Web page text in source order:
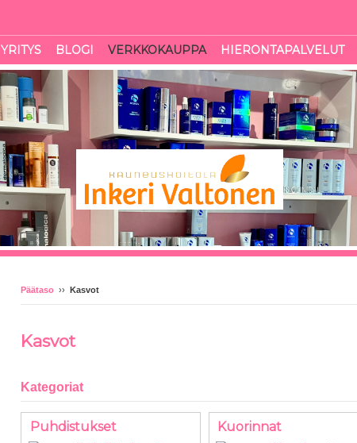
YRITYS BLOGI VERKKOKAUPPA HIERONTAPALVELUT
Päätaso ›› Kasvot
Kasvot
Kategoriat
Puhdistukset Kuorinnat